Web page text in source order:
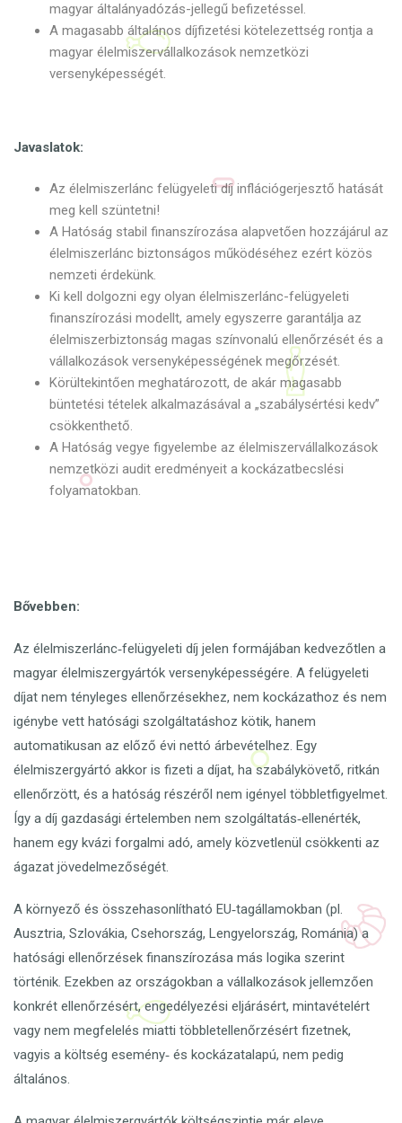
magyar általányadózás-jellegű befizetéssel.
A magasabb általános díjfizetési kötelezettség rontja a
magyar élelmiszervállalkozások nemzetközi
versenyképességét.
Javaslatok:
Az élelmiszerlánc felügyeleti díj inflációgerjesztő hatását
meg kell szüntetni!
A Hatóság stabil finanszírozása alapvetően hozzájárul az
élelmiszerlánc biztonságos működéséhez ezért közös
nemzeti érdekünk.
Ki kell dolgozni egy olyan élelmiszerlánc-felügyeleti
finanszírozási modellt, amely egyszerre garantálja az
élelmiszerbiztonság magas színvonalú ellenőrzését és a
vállalkozások versenyképességének megőrzését.
Körültekintően meghatározott, de akár magasabb
büntetési tételek alkalmazásával a „szabálysértési kedv”
csökkenthető.
A Hatóság vegye figyelembe az élelmiszervállalkozások
nemzetközi audit eredményeit a kockázatbecslési
folyamatokban.
Bővebben:
Az élelmiszerlánc‑felügyeleti díj jelen formájában kedvezőtlen a
magyar élelmiszergyártók versenyképességére. A felügyeleti
díjat nem tényleges ellenőrzésekhez, nem kockázathoz és nem
igénybe vett hatósági szolgáltatáshoz kötik, hanem
automatikusan az előző évi nettó árbevételhez. Egy
élelmiszergyártó akkor is fizeti a díjat, ha szabálykövető, ritkán
ellenőrzött, és a hatóság részéről nem igényel többletfigyelmet.
Így a díj gazdasági értelemben nem szolgáltatás‑ellenérték,
hanem egy kvázi forgalmi adó, amely közvetlenül csökkenti az
ágazat jövedelmezőségét.
A környező és összehasonlítható EU‑tagállamokban (pl.
Ausztria, Szlovákia, Csehország, Lengyelország, Románia) a
hatósági ellenőrzések finanszírozása más logika szerint
történik. Ezekben az országokban a vállalkozások jellemzően
konkrét ellenőrzésért, engedélyezési eljárásért, mintavételért
vagy nem megfelelés miatti többletellenőrzésért fizetnek,
vagyis a költség esemény‑ és kockázatalapú, nem pedig
általános.